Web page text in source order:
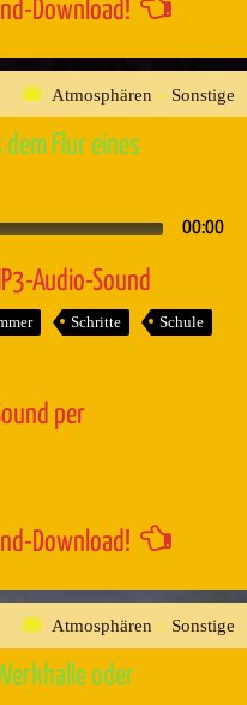
Download!
Atmosphären » Sonstige
Flur eines
00:00
Audio-Sound
Schritte Schule
per
Download!
Atmosphären » Sonstige
oder